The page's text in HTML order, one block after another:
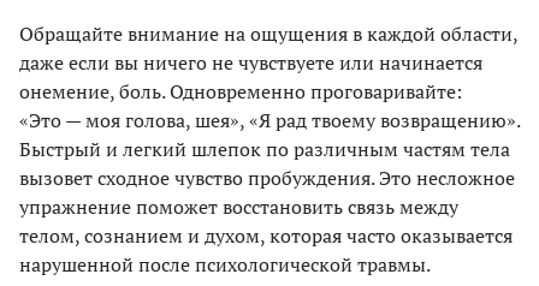
Обращайте внимание на ощущения в каждой области,
даже если вы ничего не чувствуете или начинается
онемение, боль. Одновременно проговаривайте:
«Это — моя голова, шея», «Я рад твоему возвращению».
Быстрый и легкий шлепок по различным частям тела
вызовет сходное чувство пробуждения. Это несложное
упражнение поможет восстановить связь между
телом, сознанием и духом, которая часто оказывается
нарушенной после психологической травмы.